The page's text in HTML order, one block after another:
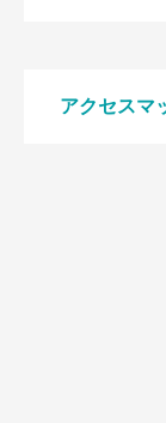
アクセスマ